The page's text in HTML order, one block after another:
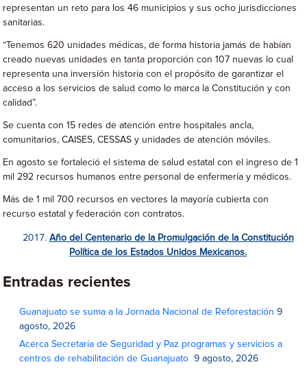
representan un reto para los 46 municipios y sus ocho jurisdicciones
sanitarias.
“Tenemos 620 unidades médicas, de forma historia jamás de habían
creado nuevas unidades en tanta proporción con 107 nuevas lo cual
representa una inversión historia con el propósito de garantizar el
acceso a los servicios de salud como lo marca la Constitución y con
calidad”.
Se cuenta con 15 redes de atención entre hospitales ancla,
comunitarios, CAISES, CESSAS y unidades de atención móviles.
En agosto se fortaleció el sistema de salud estatal con el ingreso de 1
mil 292 recursos humanos entre personal de enfermería y médicos.
Más de 1 mil 700 recursos en vectores la mayoría cubierta con
recurso estatal y federación con contratos.
Año del Centenario de la Promulgación de la Constitución
Política de los Estados Unidos Mexicanos.
Entradas recientes
Guanajuato se suma a la Jornada Nacional de Reforestación 9
agosto, 2026
Acerca Secretaría de Seguridad y Paz programas y servicios a
centros de rehabilitación de Guanajuato
9 agosto, 2026